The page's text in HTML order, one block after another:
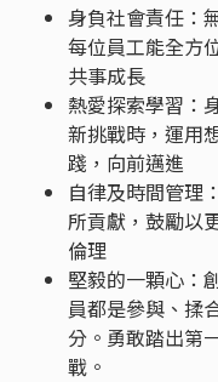
身負社會責任：
每位員工能全方
共事成長
熱愛探索學習：
新挑戰時，運用
踐，向前邁進
自律及時間管理
所貢獻，鼓勵以
倫理
堅毅的一顆心：
員都是參與、揉
分。勇敢踏出第
戰。